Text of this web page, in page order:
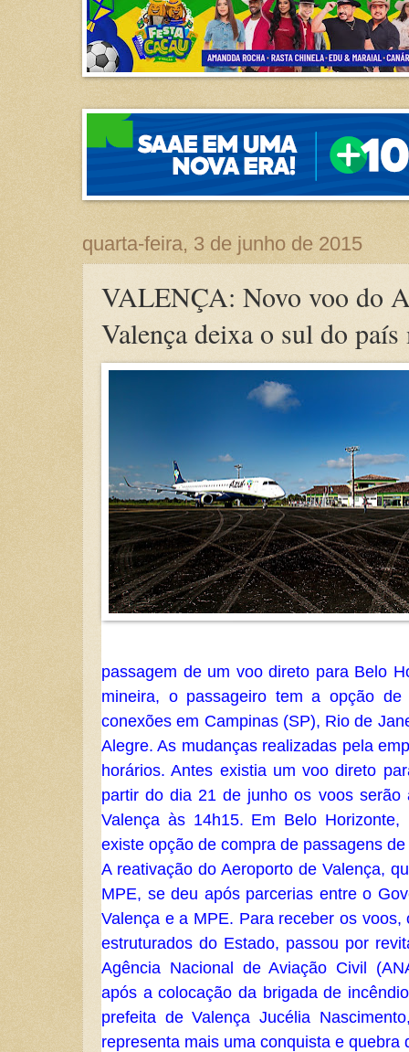
quarta-feira, 3 de junho de 2015
VALENÇA: Novo voo do
Valença deixa o sul do
passagem de um voo direto para Belo
mineira, o passageiro tem a opção
conexões em Campinas (SP), Rio de
Alegre. As mudanças realizadas pela
horários. Antes existia um voo direto
partir do dia 21 de junho os voos serão
Valença às 14h15. Em Belo
existe opção de compra de passagens
A reativação do Aeroporto de Valença,
MPE, se deu após parcerias entre o
Valença e a MPE. Para receber os
estruturados do Estado, passou por
Agência Nacional de Aviação Civil
após a colocação da brigada de
prefeita de Valença Jucélia
representa mais uma conquista e